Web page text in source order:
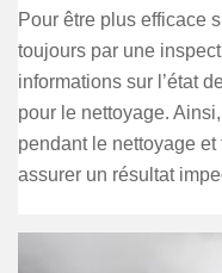
Pour être plus efficace
toujours par une
informations sur l’état
pour le nettoyage.
pendant le nettoyage
assurer un résultat